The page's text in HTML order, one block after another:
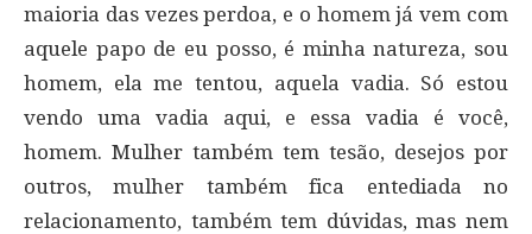
maioria das vezes perdoa, e o homem já vem com
aquele papo de eu posso, é minha natureza, sou
homem, ela me tentou, aquela vadia. Só estou
vendo uma vadia aqui, e essa vadia é você,
homem. Mulher também tem tesão, desejos por
outros, mulher também fica entediada no
relacionamento, também tem dúvidas, mas nem